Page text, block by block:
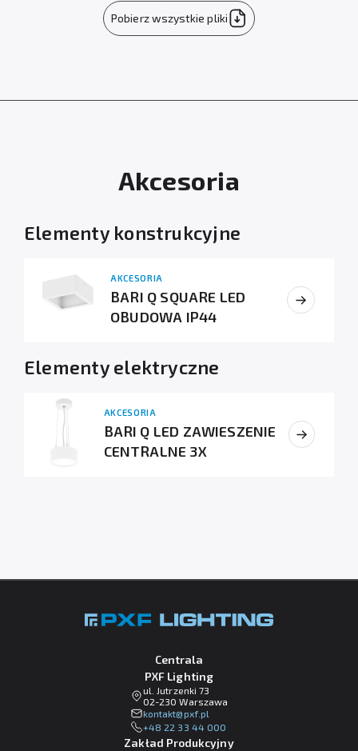
Pobierz wszystkie pliki
Akcesoria
Elementy konstrukcyjne
AKCESORIA
BARI Q SQUARE LED
OBUDOWA IP44
Elementy elektryczne
AKCESORIA
BARI Q LED ZAWIESZENIE
CENTRALNE 3X
Centrala
PXF Lighting
ul. Jutrzenki 73
02-230 Warszawa
lp.fxp@tkatnok
+48 22 33 44 000
Zakład Produkcyjny